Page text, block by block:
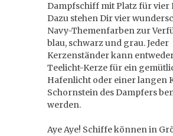
Dampfschiff mit Platz für vier
Dazu stehen Dir vier
Navy-Themenfarben zur
blau, schwarz und grau. Jeder
Kerzenständer kann
Teelicht-Kerze für ein
Hafenlicht oder einer langen
Schornstein des Dampfers
werden.
Aye Aye! Schiffe können in